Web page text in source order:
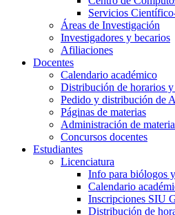
Servicios
Áreas de Investigación
Investigadores y becarios
Afiliaciones
Docentes
Calendario académico
Distribución de horarios y
Pedido y distribución de
Páginas de materias
Administración de
Concursos docentes
Estudiantes
Licenciatura
Info para biólogos
Calendario
Inscripciones SIU
Distribución de